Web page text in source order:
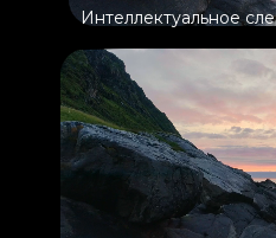
Интеллектуальное